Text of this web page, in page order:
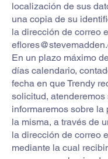
localización de sus
una copia de su
la dirección de correo
En un plazo máximo
días calendario,
fecha en que Trendy
solicitud,
informaremos sobre la
la misma, a través de
la dirección de correo
mediante la cual